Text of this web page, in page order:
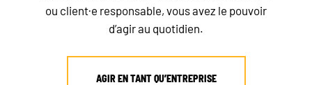
ou client·e responsable, vous avez le pouvoir
d’agir au quotidien.
AGIR EN TANT QU’ENTREPRISE